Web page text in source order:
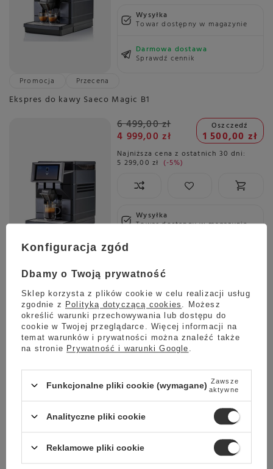
Wysyłka
Towar dostępny w magazynie
Darmowa dostawa
Sprawdź cennik
Promocja
Przecena
Ekspres do kawy Saeco Magic B1
6 499,00 zł
4 999,00 zł
Oszczedź
1 500,00 zł
Najniższa cena z ostatnich 30 dni:
5 299,00 zł -5%
Wysyłka
Towar dostępny w magazynie
Promocja
Przecena
Ekspres do kawy Saeco Magic M2+
5.00 1 opinie
8 499,00 zł
6 399,00 zł
Oszczedź
Towar dostępny w magazynie
Konfiguracja zgód
Dbamy o Twoją prywatność
Sklep korzysta z plików cookie w celu realizacji usług
zgodnie z Polityką dotyczącą cookies
. Możesz
określić warunki przechowywania lub dostępu do
cookie w Twojej przeglądarce. Więcej informacji na
temat warunków i prywatności można znaleźć także
na stronie Prywatność i warunki Google
Funkcjonalne pliki cookie (wymagane) Zawsze
aktywne
Analityczne pliki cookie
Reklamowe pliki cookie